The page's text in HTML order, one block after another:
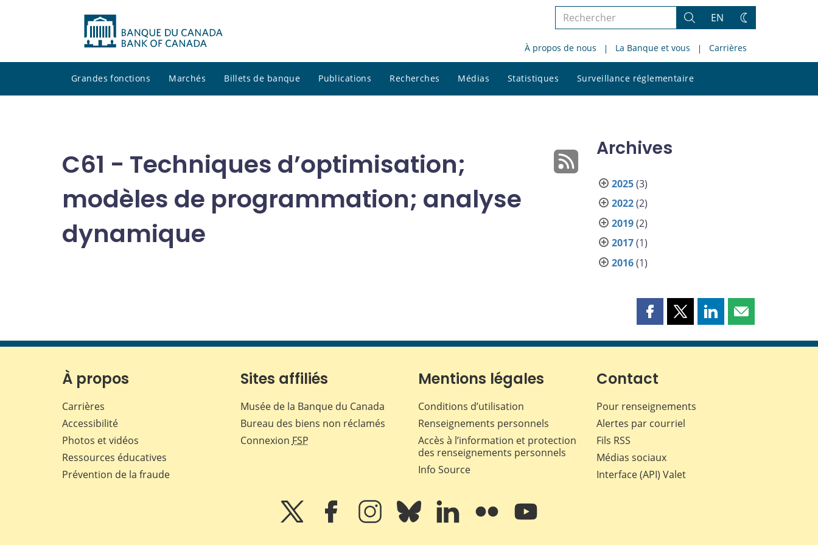
Rechercher
le
site
Rechercher
EN
Changez
thème
À propos de nous La Banque et vous Carrières
Grandes fonctions Marchés Billets de banque Publications Recherches Médias Statistiques Surveillance réglementaire
le
C61 - Techniques d’optimisation;
modèles de programmation; analyse
dynamique
Archives
2025(3)
2022(2)
2019(2)
2017(1)
2016(1)
Partager
page
Facebook
Partager
page
Partager
page
Partager
page
À propos
Carrières
Accessibilité
Photos et vidéos
Ressources éducatives
Prévention de la fraude
Sites affiliés
Musée de la Banque du Canada
Bureau des biens non réclamés
Connexion FSP
Mentions légales
Conditions d’utilisation
Renseignements personnels
Accès à l’information et protection
des renseignements personnels
Info Source
Contact
Pour renseignements
Alertes par courriel
Fils RSS
Médias sociaux
Interface (API) Valet